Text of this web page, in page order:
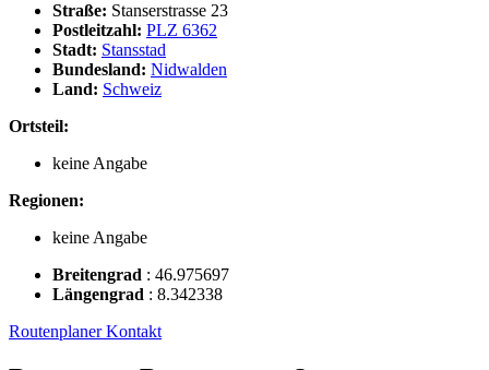
Straße: Stanserstrasse 23
Postleitzahl: PLZ 6362
Stadt: Stansstad
Bundesland: Nidwalden
Land: Schweiz
Ortsteil:
keine Angabe
Regionen:
keine Angabe
Breitengrad : 46.975697
Längengrad : 8.342338
RoutenplanerKontakt